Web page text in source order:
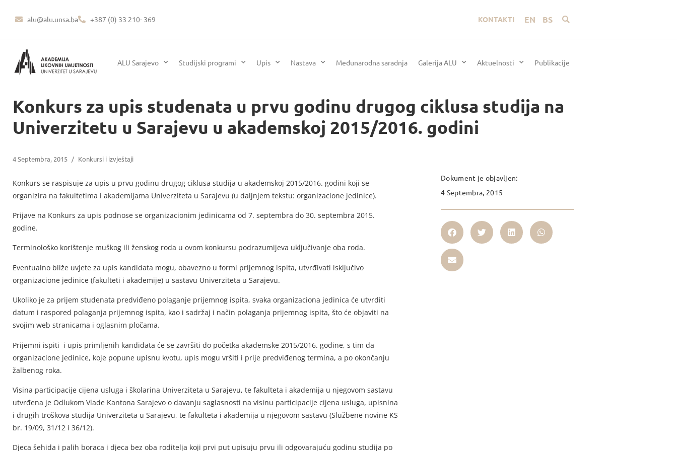
alu@alu.unsa.ba +387 (0) 33 210- 369 KONTAKTI EN BS
ALU Sarajevo Studijski programi Upis Nastava Međunarodna saradnja Galerija ALU Aktuelnosti Publikacije
Konkurs za upis studenata u prvu godinu drugog ciklusa studija na
Univerzitetu u Sarajevu u akademskoj 2015/2016. godini
4 Septembra, 2015 / Konkursi i izvještaji
Konkurs se raspisuje za upis u prvu godinu drugog ciklusa studija u akademskoj 2015/2016. godini koji se
organizira na fakultetima i akademijama Univerziteta u Sarajevu (u daljnjem tekstu: organizacione jedinice).
Prijave na Konkurs za upis podnose se organizacionim jedinicama od 7. septembra do 30. septembra 2015.
godine.
Terminološko korištenje muškog ili ženskog roda u ovom konkursu podrazumijeva uključivanje oba roda.
Eventualno bliže uvjete za upis kandidata mogu, obavezno u formi prijemnog ispita, utvrđivati isključivo
organizacione jedinice (fakulteti i akademije) u sastavu Univerziteta u Sarajevu.
Ukoliko je za prijem studenata predviđeno polaganje prijemnog ispita, svaka organizaciona jedinica će utvrditi
datum i raspored polaganja prijemnog ispita, kao i sadržaj i način polaganja prijemnog ispita, što će objaviti na
svojim web stranicama i oglasnim pločama.
Prijemni ispiti i upis primljenih kandidata će se završiti do početka akademske 2015/2016. godine, s tim da
organizacione jedinice, koje popune upisnu kvotu, upis mogu vršiti i prije predviđenog termina, a po okončanju
žalbenog roka.
Visina participacije cijena usluga i školarina Univerziteta u Sarajevu, te fakulteta i akademija u njegovom sastavu
utvrđena je Odlukom Vlade Kantona Sarajevo o davanju saglasnosti na visinu participacije cijena usluga, upisnina
i drugih troškova studija Univerziteta u Sarajevu, te fakulteta i akademija u njegovom sastavu (Službene novine KS
br. 19/09, 31/12 i 36/12).
Djeca šehida i palih boraca i djeca bez oba roditelja koji prvi put upisuju prvu ili odgovarajuću godinu studija po
Dokument je objavljen:
4 Septembra, 2015